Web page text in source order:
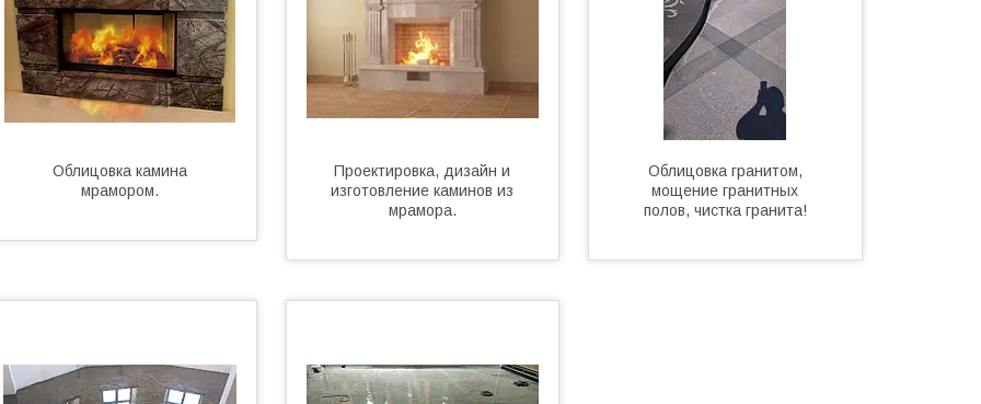
Облицовка камина
мрамором.
Проектировка, дизайн и
изготовление каминов из
мрамора.
Облицовка гранитом,
мощение гранитных
полов, чистка гранита!